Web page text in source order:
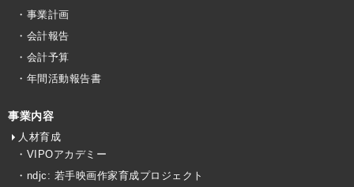
・事業計画
・会計報告
・会計予算
・年間活動報告書
事業内容
人材育成
・VIPOアカデミー
・ndjc: 若手映画作家育成プロジェクト